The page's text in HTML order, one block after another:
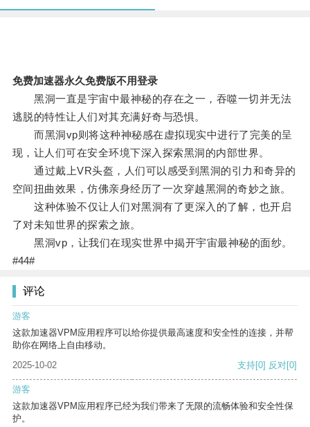
免费加速器永久免费版不用登录
黑洞一直是宇宙中最神秘的存在之一，吞噬一切并无法
逃脱的特性让人们对其充满好奇与恐惧。
而黑洞vp则将这种神秘感在虚拟现实中进行了完美的呈
现，让人们可在安全环境下深入探索黑洞的内部世界。
通过戴上VR头盔，人们可以感受到黑洞的引力和奇异的
空间扭曲效果，仿佛亲身经历了一次穿越黑洞的奇妙之旅。
这种体验不仅让人们对黑洞有了更深入的了解，也开启
了对未知世界的探索之旅。
黑洞vp，让我们在现实世界中揭开宇宙最神秘的面纱。
#44#
评论
游客
这款加速器VPM应用程序可以给你提供最高速度和安全性的连接，并帮
助你在网络上自由移动。
2025-10-02
支持[0] 反对[0]
游客
这款加速器VPM应用程序已经为我们带来了无限的流畅体验和安全性保
护。